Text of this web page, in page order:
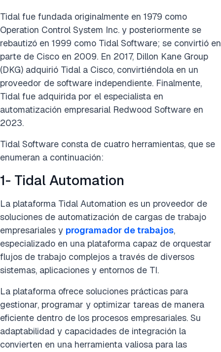
Tidal fue fundada originalmente en 1979 como
Operation Control System Inc. y posteriormente se
rebautizó en 1999 como Tidal Software; se convirtió en
parte de Cisco en 2009. En 2017, Dillon Kane Group
(DKG) adquirió Tidal a Cisco, convirtiéndola en un
proveedor de software independiente. Finalmente,
Tidal fue adquirida por el especialista en
automatización empresarial Redwood Software en
2023.
Tidal Software consta de cuatro herramientas, que se
enumeran a continuación:
1- Tidal Automation
La plataforma Tidal Automation es un proveedor de
soluciones de automatización de cargas de trabajo
empresariales y programador de trabajos,
especializado en una plataforma capaz de orquestar
flujos de trabajo complejos a través de diversos
sistemas, aplicaciones y entornos de TI.
La plataforma ofrece soluciones prácticas para
gestionar, programar y optimizar tareas de manera
eficiente dentro de los procesos empresariales. Su
adaptabilidad y capacidades de integración la
convierten en una herramienta valiosa para las